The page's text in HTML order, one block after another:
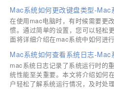
Mac系统如何更改键盘类型-Mac
在使用mac电脑时，有时候需要更
惯。通过简单的设置，您可以轻松
面将详细介绍在mac系统中如何进
Mac系统如何查看系统日志-Mac
mac系统日志记录了系统运行时的
统性能至关重要。本文将介绍如何
户轻松了解系统运行情况，及时处